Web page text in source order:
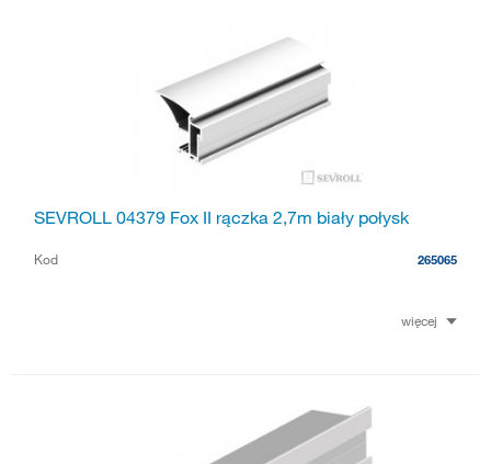
SEVROLL 04379 Fox II rączka 2,7m biały połysk
Kod 265065
więcej